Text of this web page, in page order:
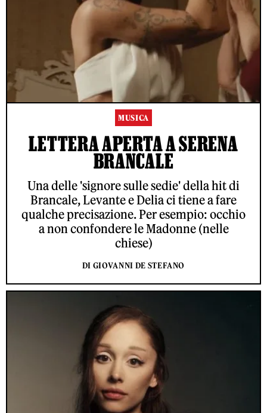
MUSICA
LETTERA APERTA A SERENA
BRANCALE
Una delle 'signore sulle sedie' della hit di
Brancale, Levante e Delia ci tiene a fare
qualche precisazione. Per esempio: occhio
a non confondere le Madonne (nelle
chiese)
DI GIOVANNI DE STEFANO